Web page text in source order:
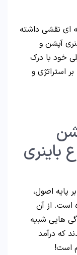
ای نقشی داشته
آپشن و
خود با درک
استراتژی و
پایه اصول،
است. از آن
هایی شبیه
که درآمد
است!